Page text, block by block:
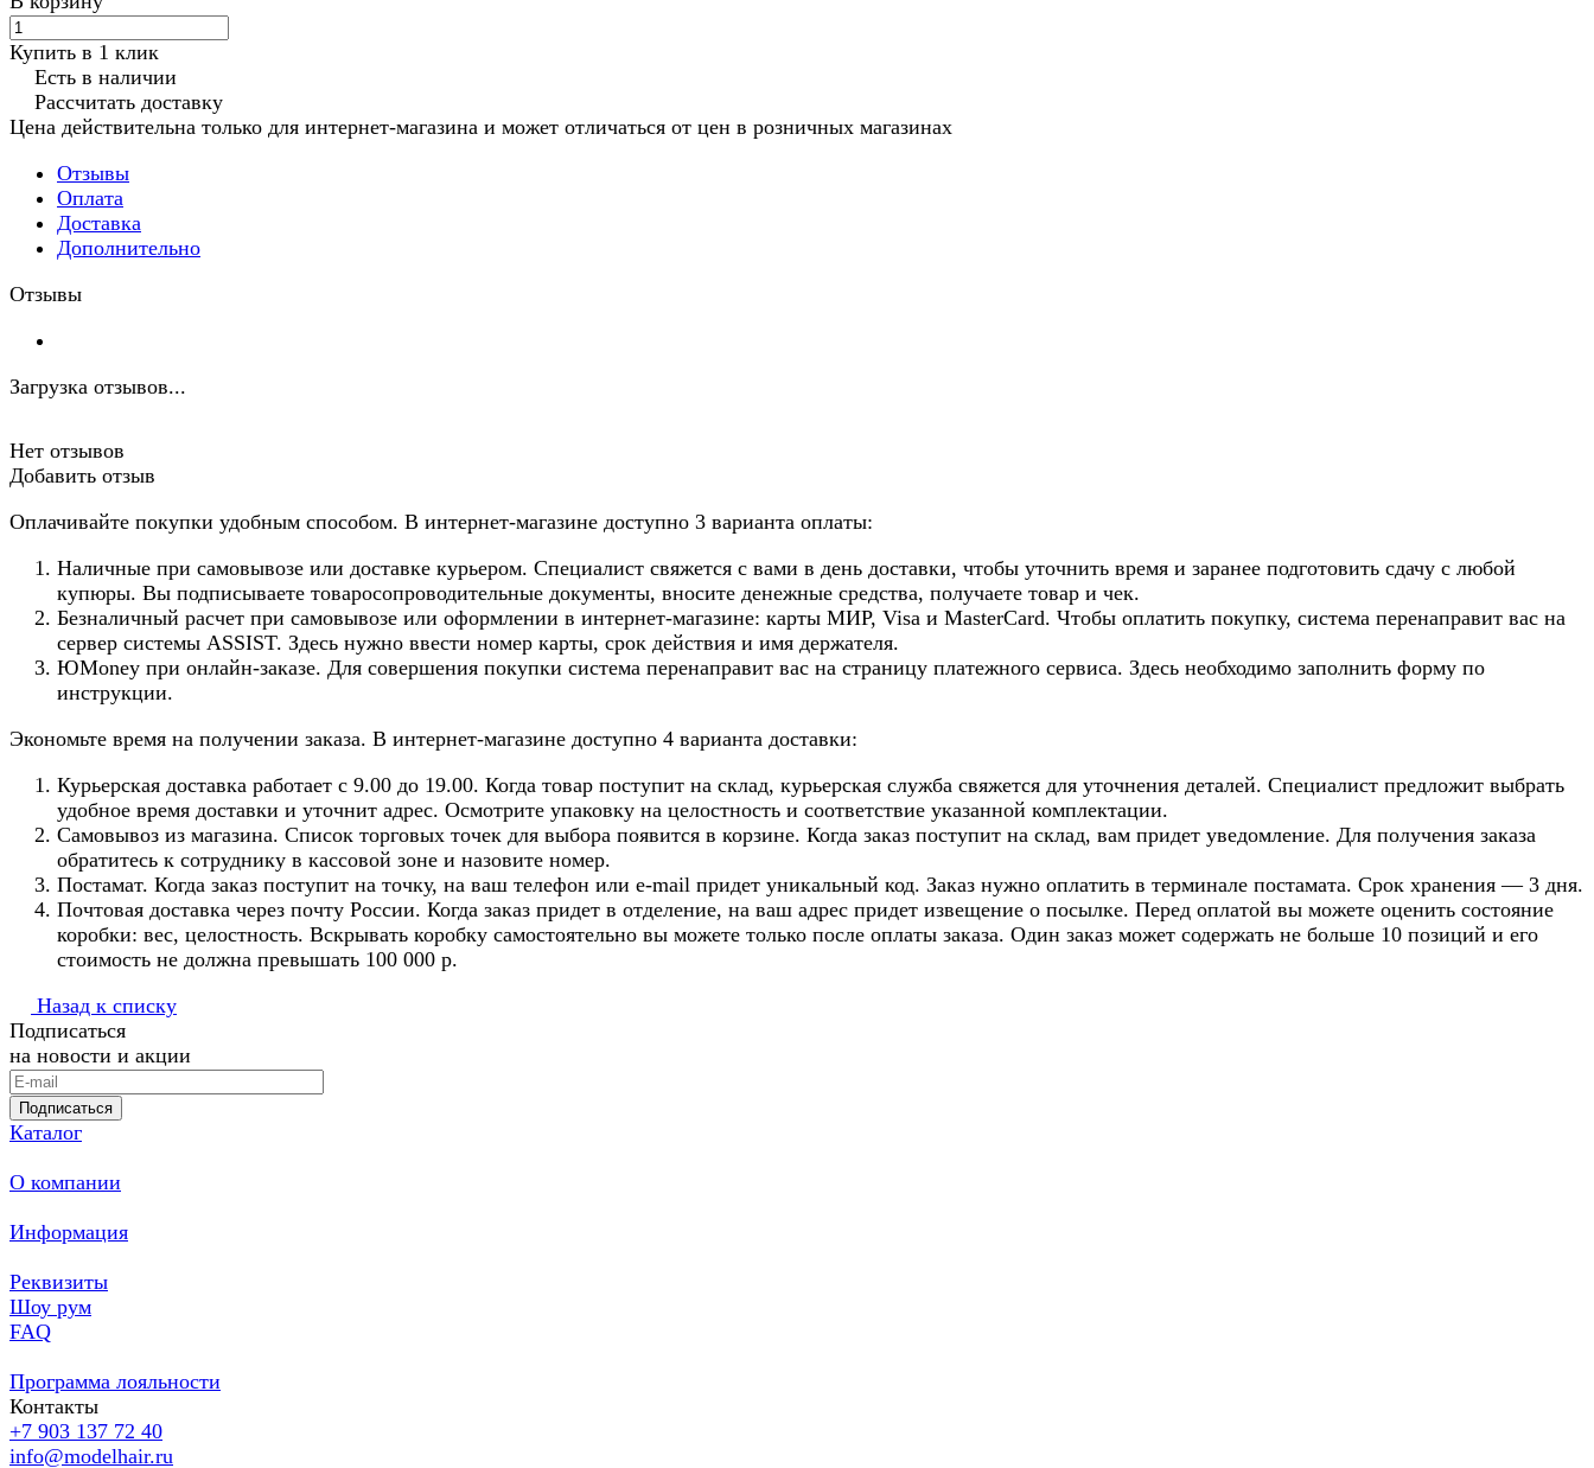
Купить в 1 клик
Есть в наличии
Рассчитать доставку
Цена действительна только для интернет-магазина и может отличаться от цен в розничных магазинах
Отзывы
Оплата
Доставка
Дополнительно
Отзывы
Загрузка отзывов...
Нет отзывов
Добавить отзыв
Оплачивайте покупки удобным способом. В интернет-магазине доступно 3 варианта оплаты:
Наличные при самовывозе или доставке курьером. Специалист свяжется с вами в день доставки, чтобы уточнить время и заранее подготовить сдачу с любой
купюры. Вы подписываете товаросопроводительные документы, вносите денежные средства, получаете товар и чек.
Безналичный расчет при самовывозе или оформлении в интернет-магазине: карты МИР, Visa и MasterCard. Чтобы оплатить покупку, система перенаправит вас на
сервер системы ASSIST. Здесь нужно ввести номер карты, срок действия и имя держателя.
ЮMoney при онлайн-заказе. Для совершения покупки система перенаправит вас на страницу платежного сервиса. Здесь необходимо заполнить форму по
инструкции.
Экономьте время на получении заказа. В интернет-магазине доступно 4 варианта доставки:
Курьерская доставка работает с 9.00 до 19.00. Когда товар поступит на склад, курьерская служба свяжется для уточнения деталей. Специалист предложит выбрать
удобное время доставки и уточнит адрес. Осмотрите упаковку на целостность и соответствие указанной комплектации.
Самовывоз из магазина. Список торговых точек для выбора появится в корзине. Когда заказ поступит на склад, вам придет уведомление. Для получения заказа
обратитесь к сотруднику в кассовой зоне и назовите номер.
Постамат. Когда заказ поступит на точку, на ваш телефон или e-mail придет уникальный код. Заказ нужно оплатить в терминале постамата. Срок хранения — 3 дня.
Почтовая доставка через почту России. Когда заказ придет в отделение, на ваш адрес придет извещение о посылке. Перед оплатой вы можете оценить состояние
коробки: вес, целостность. Вскрывать коробку самостоятельно вы можете только после оплаты заказа. Один заказ может содержать не больше 10 позиций и его
стоимость не должна превышать 100 000 р.
Назад к списку
Подписаться
на новости и акции
Подписаться
Каталог
О компании
Информация
Реквизиты
Шоу рум
FAQ
Программа лояльности
Контакты
+7 903 137 72 40
info@modelhair.ru